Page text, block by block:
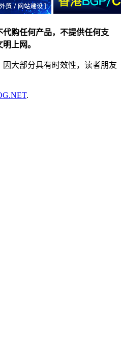
购任何产品，不提供任何支
上网。
大部分具有时效性，读者朋友
.